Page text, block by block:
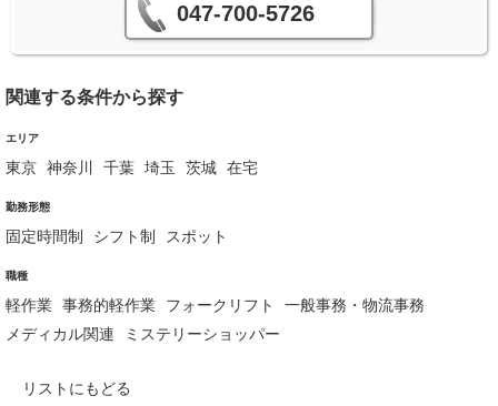
047-700-5726
関連する条件から探す
エリア
東京 神奈川 千葉 埼玉 茨城 在宅
勤務形態
固定時間制 シフト制 スポット
職種
軽作業 事務的軽作業 フォークリフト
一般事務・物流事務
メディカル関連
ミステリーショッパー
リストにもどる